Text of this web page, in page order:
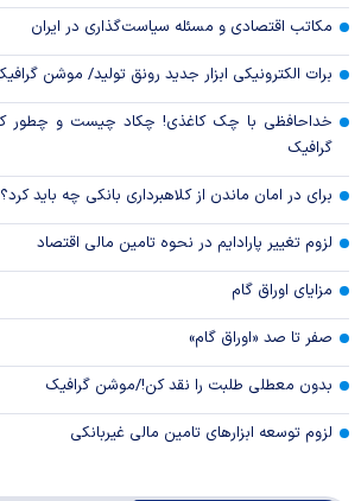
مکاتب اقتصادی و مسئله سیاست‌گذاری در ایران
برات الکترونیکی ابزار جدید رونق تولید/ موشن
خداحافظی با چک کاغذی! چکاد چیست و چطور
گرافیک
برای در امان ماندن از کلاهبرداری بانکی چه باید کرد؟
لزوم تغییر پارادایم در نحوه تامین مالی اقتصاد
مزایای اوراق گام
صفر تا صد «اوراق گام»
بدون معطلی طلبت را نقد کن!/موشن گرافیک
لزوم توسعه ابزارهای تامین مالی غیربانکی